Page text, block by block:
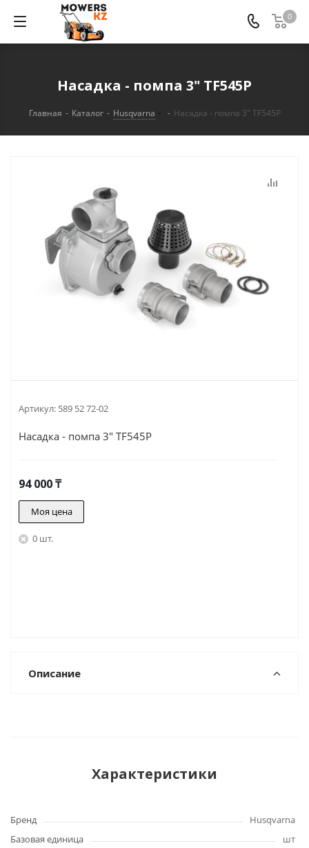
0
Насадка - помпа 3" TF545P
Главная - Каталог - Husqvarna - Насадка - помпа 3" TF545P
Артикул: 589 52 72-02
Насадка - помпа 3" TF545P
94 000₸
Моя цена
0 шт.
Описание
Характеристики
Бренд
Husqvarna
Базовая единица
шт